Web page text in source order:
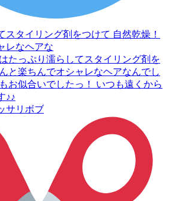
スタイリング剤をつけて 自然乾燥！
レなヘアな
サリボブ